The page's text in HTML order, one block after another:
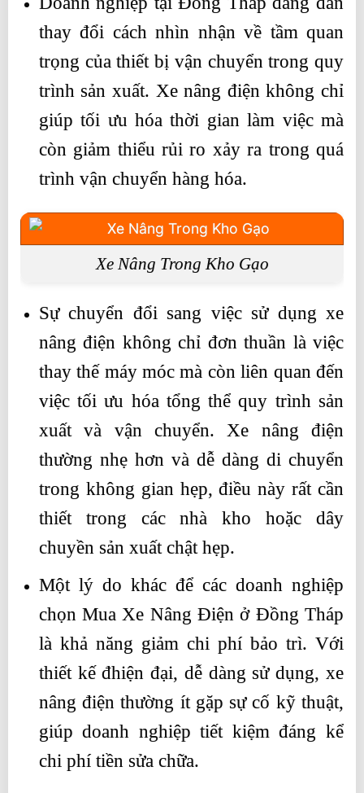
thay đổi cách nhìn nhận về tầm quan
trọng của thiết bị vận chuyển trong quy
trình sản xuất. Xe nâng điện không chỉ
giúp tối ưu hóa thời gian làm việc mà
còn giảm thiểu rủi ro xảy ra trong quá
trình vận chuyển hàng hóa.
Xe Nâng Trong Kho Gạo
Sự chuyển đổi sang việc sử dụng xe
nâng điện không chỉ đơn thuần là việc
thay thế máy móc mà còn liên quan đến
việc tối ưu hóa tổng thể quy trình sản
xuất và vận chuyển. Xe nâng điện
thường nhẹ hơn và dễ dàng di chuyển
trong không gian hẹp, điều này rất cần
thiết trong các nhà kho hoặc dây
chuyền sản xuất chật hẹp.
Một lý do khác để các doanh nghiệp
chọn Mua Xe Nâng Điện ở Đồng Tháp
là khả năng giảm chi phí bảo trì. Với
thiết kế đhiện đại, dễ dàng sử dụng, xe
nâng điện thường ít gặp sự cố kỹ thuật,
giúp doanh nghiệp tiết kiệm đáng kể
chi phí tiền sửa chữa.